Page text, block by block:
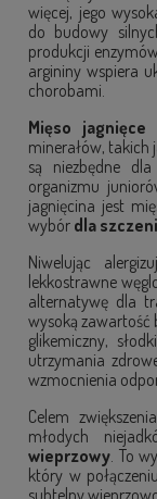
więcej, jego
do budowy
produkcji
argininy wspiera
chorobami.
Mięso jagnięce
minerałów, takich
są niezbędne
organizmu
jagnięcina jest
wybór dla
Niwelując
lekkostrawne
alternatywę dla
wysoką zawartość
glikemiczny,
utrzymania
wzmocnienia
Celem
młodych
wieprzowy. To
który w
subtelny